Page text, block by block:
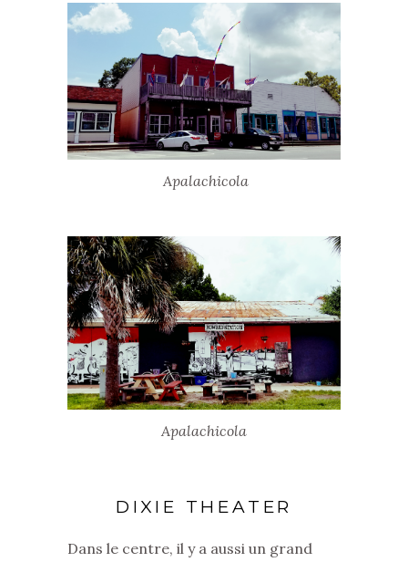
Apalachicola
Apalachicola
DIXIE THEATER
Dans le centre, il y a aussi un grand